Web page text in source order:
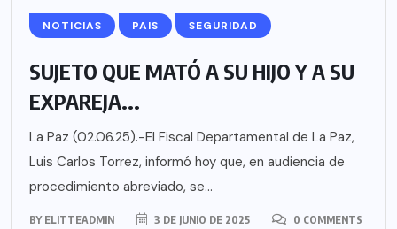
NOTICIAS PAIS SEGURIDAD
SUJETO QUE MATÓ A SU HIJO Y A SU
EXPAREJA...
La Paz (02.06.25).-El Fiscal Departamental de La Paz,
Luis Carlos Torrez, informó hoy que, en audiencia de
procedimiento abreviado, se...
BY ELITTEADMIN 3 DE JUNIO DE 2025 0 COMMENTS